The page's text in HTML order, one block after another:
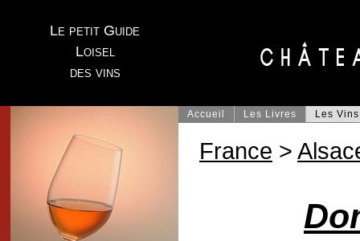
Le petit Guide
Loisel
des vins
Accueil Les Livres Les Vins
France >